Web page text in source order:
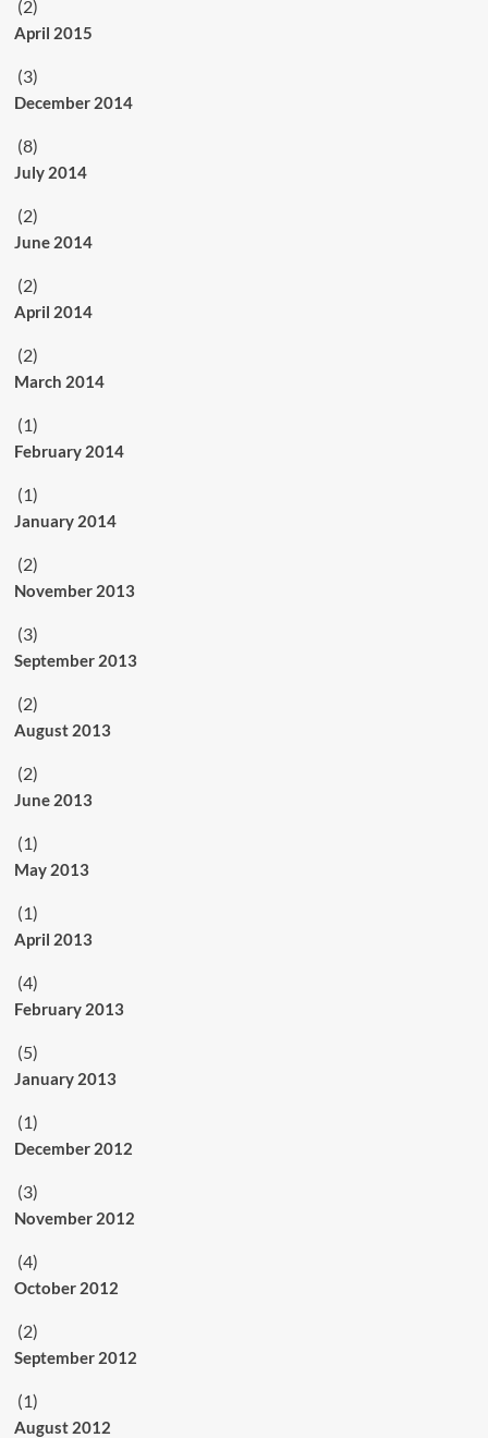
(2)
April 2015
(3)
December 2014
(8)
July 2014
(2)
June 2014
(2)
April 2014
(2)
March 2014
(1)
February 2014
(1)
January 2014
(2)
November 2013
(3)
September 2013
(2)
August 2013
(2)
June 2013
(1)
May 2013
(1)
April 2013
(4)
February 2013
(5)
January 2013
(1)
December 2012
(3)
November 2012
(4)
October 2012
(2)
September 2012
(1)
August 2012